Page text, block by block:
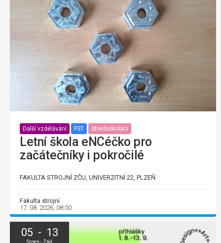
Další vzdělávání FST Středoškoláci
Letní škola eNCéčko pro
začátečníky i pokročilé
FAKULTA STROJNÍ ZČU, UNIVERZITNÍ 22, PLZEŇ
Fakulta strojní
17. 08. 2026, 08:00
05 - 13
Srpen - Září